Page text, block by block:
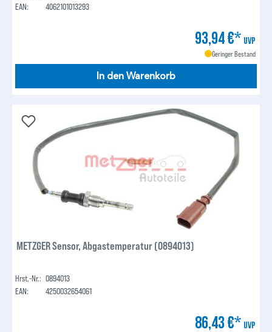
EAN:
4062101013293
93,94 €* UVP
Geringer Bestand
In den Warenkorb
METZGER Sensor, Abgastemperatur (0894013)
Hrst.-Nr.: 0894013
EAN:
4250032654061
86,43 €* UVP